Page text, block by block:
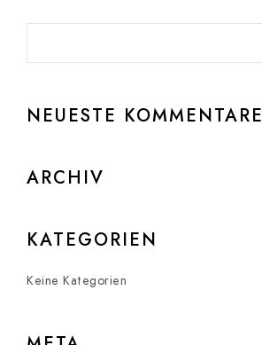
NEUESTE KOMMENTARE
ARCHIV
KATEGORIEN
Keine Kategorien